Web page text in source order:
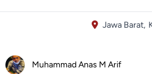
Jawa Barat,
Muhammad Anas M Arif